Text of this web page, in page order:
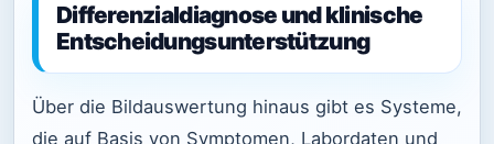
Differenzialdiagnose und klinische
Entscheidungsunterstützung
Über die Bildauswertung hinaus gibt es Systeme,
die auf Basis von Symptomen, Labordaten und